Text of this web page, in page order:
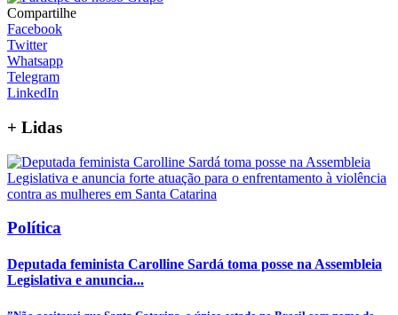
Compartilhe
Facebook
Twitter
Whatsapp
Telegram
LinkedIn
+ Lidas
Política
Deputada feminista Carolline Sardá toma posse na Assembleia
Legislativa e anuncia...